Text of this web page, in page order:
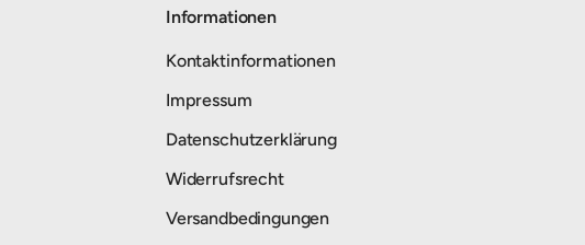
Informationen
Kontaktinformationen
Impressum
Datenschutzerklärung
Widerrufsrecht
Versandbedingungen